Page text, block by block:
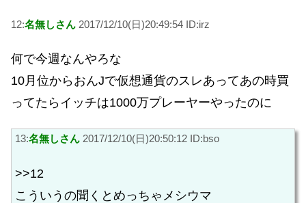
12:名無しさん 2017/12/10(日)20:49:54 ID:irz
何で今週なんやろな
10月位からおんJで仮想通貨のスレあってあの時買
ってたらイッチは1000万プレーヤーやったのに
13:名無しさん 2017/12/10(日)20:50:12 ID:bso
>>12
こういうの聞くとめっちゃメシウマ